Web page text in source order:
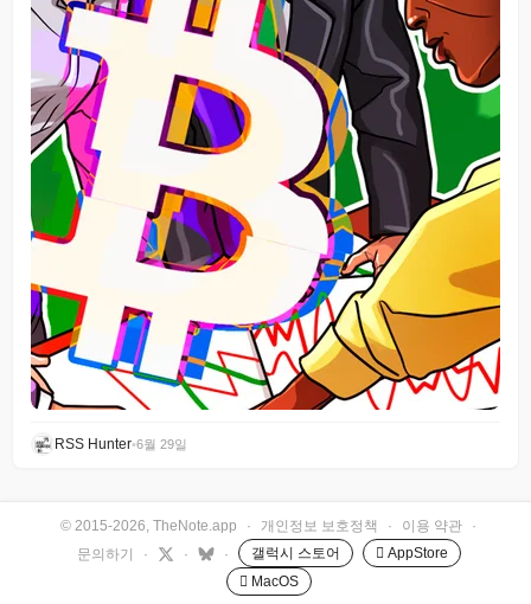
RSS Hunter•6월 29일
© 2015-2026, TheNote.app · 개인정보 보호정책 · 이용 약관
·
문의하기
· · · 갤럭시 스토어
 AppStore
 MacOS